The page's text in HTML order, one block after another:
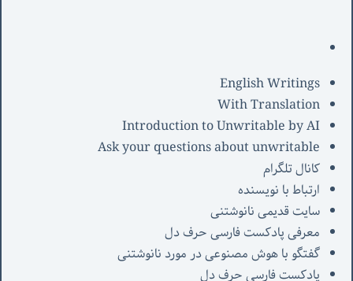
English Writings
With Translation
Introduction to Unwritable by AI
Ask your questions about unwritable
کانال تلگرام
ارتباط با نویسنده
سایت قدیمی نانوشتنی
معرفی پادکست فارسی حرف دل
گفتگو با هوش مصنوعی در مورد نانوشتنی
پادکست فارسی حرف دل